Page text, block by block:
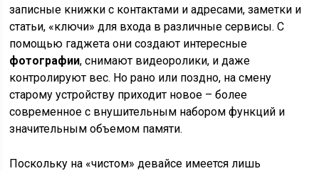
записные книжки с контактами и адресами, заметки и
статьи, «ключи» для входа в различные сервисы. С
помощью гаджета они создают интересные
фотографии, снимают видеоролики, и даже
контролируют вес. Но рано или поздно, на смену
старому устройству приходит новое – более
современное с внушительным набором функций и
значительным объемом памяти.
Поскольку на «чистом» девайсе имеется лишь